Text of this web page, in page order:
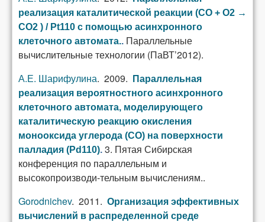
реализация каталитической реакции (СО + О2 →
СО2 ) / Pt110 с помощью асинхронного
клеточного автомата.. Параллельные
вычислительные технологии (ПаВТ’2012).
А.Е. Шарифулина. 2009.
Параллельная
реализация вероятностного асинхронного
клеточного автомата, моделирующего
каталитическую реакцию окисления
монооксида углерода (СО) на поверхности
палладия (Pd110). 3. Пятая Сибирская
конференция по параллельным и
высокопроизводи-тельным вычислениям..
Gorodnichev. 2011. Организация эффективных
вычислений в распределенной среде